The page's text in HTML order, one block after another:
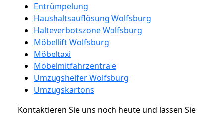
Entrümpelung
Haushaltsauflösung Wolfsburg
Halteverbotszone Wolfsburg
Möbellift Wolfsburg
Möbeltaxi
Möbelmitfahrzentrale
Umzugshelfer Wolfsburg
Umzugskartons
Kontaktieren Sie uns noch heute und lassen Sie